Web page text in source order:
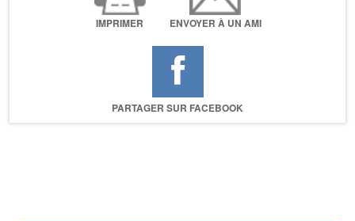
IMPRIMER ENVOYER À UN AMI
PARTAGER SUR FACEBOOK